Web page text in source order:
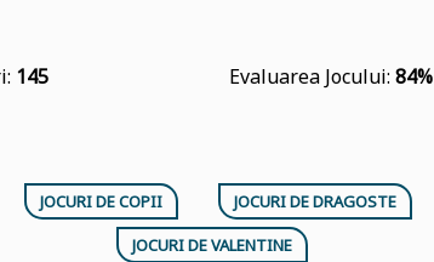
145 Evaluarea Jocului: 84%
JOCURI DE COPII
JOCURI DE DRAGOSTE
JOCURI DE VALENTINE